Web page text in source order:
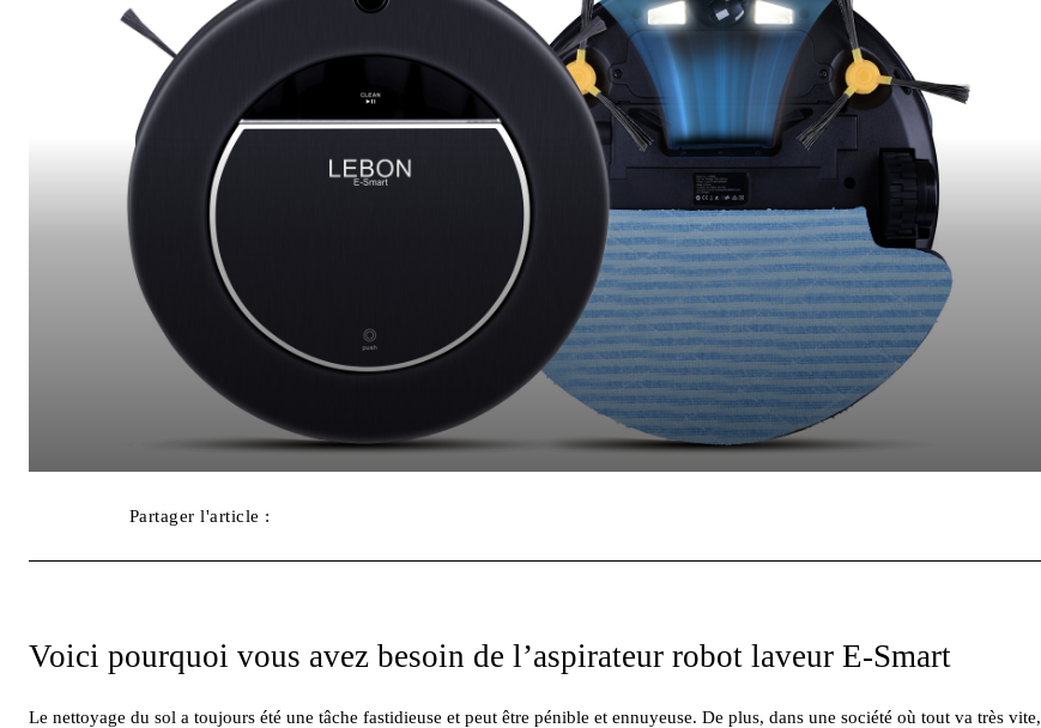
Partager l'article :
Voici pourquoi vous avez besoin de l’aspirateur robot laveur E-Smart
Le nettoyage du sol a toujours été une tâche fastidieuse et peut être pénible et ennuyeuse. De plus, dans une société où tout va très vite,